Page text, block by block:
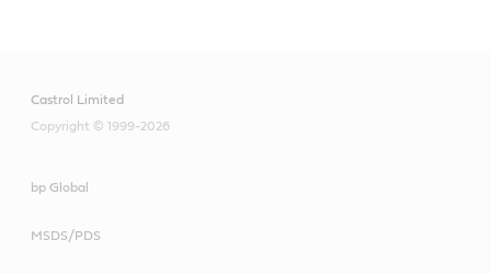
Castrol Limited
Copyright © 1999-2026
bp Global
MSDS/PDS